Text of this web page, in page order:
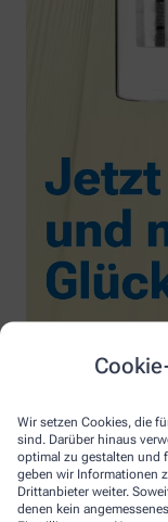
Wir setzen Cookies, die
sind. Darüber hinaus
optimal zu gestalten und
geben wir Informationen
Drittanbieter weiter.
denen kein